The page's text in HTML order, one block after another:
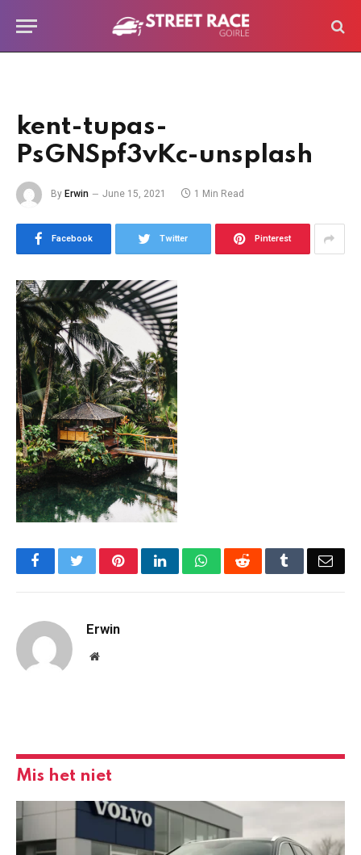
kent-tupas-
PsGNSpf3vKc-unsplash
By Erwin June 15, 2021 1 Min Read
Facebook Twitter Pinterest
FacebookTwitterPinterestLinkedInWhatsAppReddit Tumblr
Erwin
Website
Mis het niet